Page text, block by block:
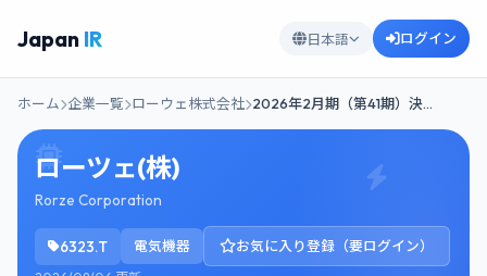
Japan IR 日本語 ログイン
ホーム 企業一覧 ローウェ株式会社 2026年2月期（第41期）決…
ローツェ(株)
Rorze Corporation
6323.T 電気機器 お気に入り登録（要ログイン）